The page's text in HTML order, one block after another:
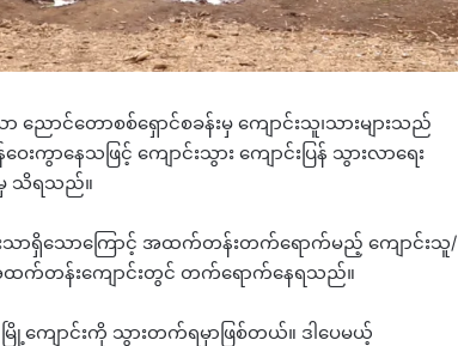
ညောင်တောစစ်ရှောင်စခန်းမှ ကျောင်းသူ၊သားများသည်
နေသဖြင့် ကျောင်းသွား ကျောင်းပြန် သွားလာရေး
မှ သိရသည်။
ာရှိသောကြောင့် အထက်တန်းတက်ရောက်မည့် ကျောင်းသူ/
အထက်တန်းကျောင်းတွင် တက်ရောက်နေရသည်။
ြို့ကျောင်းကို သွားတက်ရမှာဖြစ်တယ်။ ဒါပေမယ့်